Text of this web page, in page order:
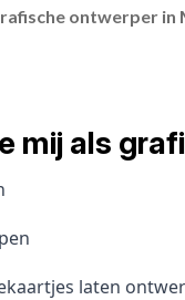
ontwerper in
mij als
laten